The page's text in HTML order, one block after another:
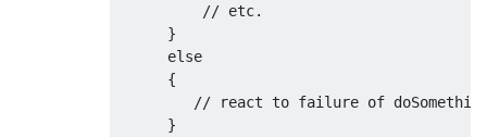
          // etc.
      }
      else
      {
// react to failure of
      }